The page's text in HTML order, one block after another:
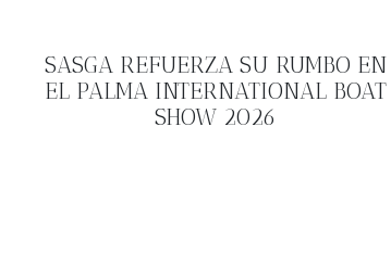
SASGA REFUERZA SU RUMBO EN
EL PALMA INTERNATIONAL BOAT
SHOW 2026